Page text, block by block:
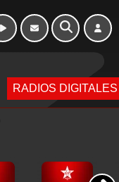
RADIOS DIGITALES
Week-end de 16h
à 20h